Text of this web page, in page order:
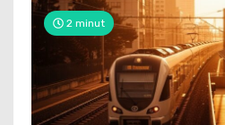
2 minut